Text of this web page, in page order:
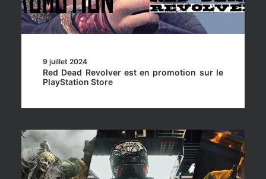
9 juillet 2024
Red Dead Revolver est en promotion sur le
PlayStation Store